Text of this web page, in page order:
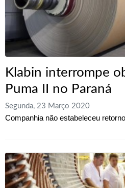
Klabin interrompe
Puma II no Paraná
Segunda, 23 Março 2020
Companhia não estabeleceu